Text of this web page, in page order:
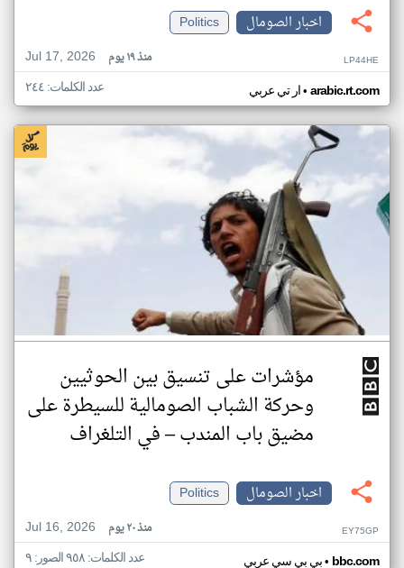
اخبار الصومال
Politics
Jul 17, 2026
منذ ١٩ يوم LP44HE
ار تي عربي• arabic.rt.com عدد الكلمات: ٢٤٤
مؤشرات على تنسيق بين الحوثيين
وحركة الشباب الصومالية للسيطرة على
مضيق باب المندب – في التلغراف
اخبار الصومال
Politics
Jul 16, 2026
منذ ٢٠ يوم EY75GP
بي بي سي عربي• bbc.com عدد الكلمات: ٩٥٨ الصور: ٩